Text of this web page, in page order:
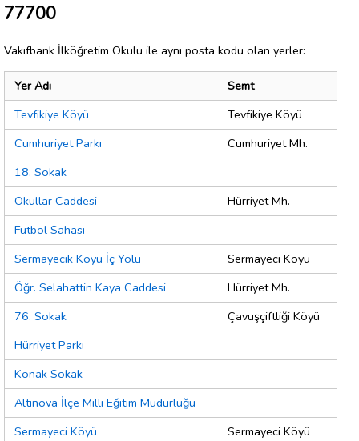
77700
Vakıfbank İlköğretim Okulu ile aynı posta kodu olan yerler:
Yer Adı
Semt
Tevfikiye Köyü
Tevfikiye Köyü
Cumhuriyet Parkı
Cumhuriyet Mh.
18. Sokak
Okullar Caddesi
Hürriyet Mh.
Futbol Sahası
Sermayecik Köyü İç Yolu
Sermayeci Köyü
Öğr. Selahattin Kaya Caddesi
Hürriyet Mh.
76. Sokak
Çavuşçiftliği Köyü
Hürriyet Parkı
Konak Sokak
Altınova İlçe Milli Eğitim Müdürlüğü
Sermayeci Köyü
Sermayeci Köyü